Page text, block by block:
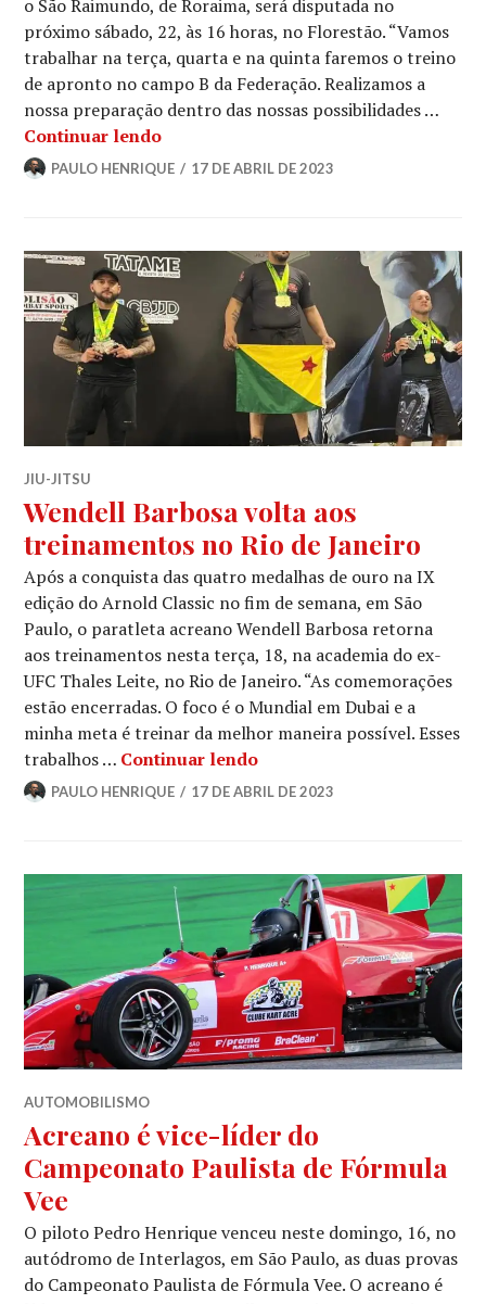
o São Raimundo, de Roraima, será disputada no
próximo sábado, 22, às 16 horas, no Florestão. “Vamos
trabalhar na terça, quarta e na quinta faremos o treino
de apronto no campo B da Federação. Realizamos a
nossa preparação dentro das nossas possibilidades …
Continuar lendo
PAULO HENRIQUE 17 DE ABRIL DE 2023
JIU-JITSU
Wendell Barbosa volta aos
treinamentos no Rio de Janeiro
Após a conquista das quatro medalhas de ouro na IX
edição do Arnold Classic no fim de semana, em São
Paulo, o paratleta acreano Wendell Barbosa retorna
aos treinamentos nesta terça, 18, na academia do ex-
UFC Thales Leite, no Rio de Janeiro. “As comemorações
estão encerradas. O foco é o Mundial em Dubai e a
minha meta é treinar da melhor maneira possível. Esses
trabalhos … Continuar lendo
PAULO HENRIQUE 17 DE ABRIL DE 2023
AUTOMOBILISMO
Acreano é vice-líder do
Campeonato Paulista de Fórmula
Vee
O piloto Pedro Henrique venceu neste domingo, 16, no
autódromo de Interlagos, em São Paulo, as duas provas
do Campeonato Paulista de Fórmula Vee. O acreano é